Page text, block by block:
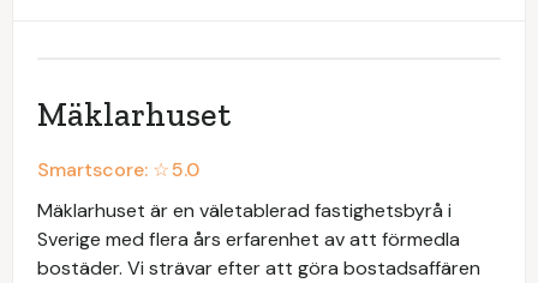
Mäklarhuset
Smartscore: ☆5.0
Mäklarhuset är en väletablerad fastighetsbyrå i
Sverige med flera års erfarenhet av att förmedla
bostäder. Vi strävar efter att göra bostadsaffären